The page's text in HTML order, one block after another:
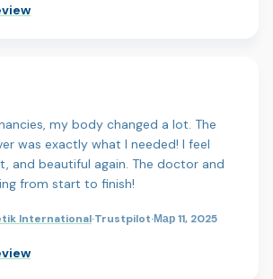
my body changed a lot. The
was exactly what I needed! I feel
and beautiful again. The doctor and
from start to finish!
International·Trustpilot·Мар 11, 2025